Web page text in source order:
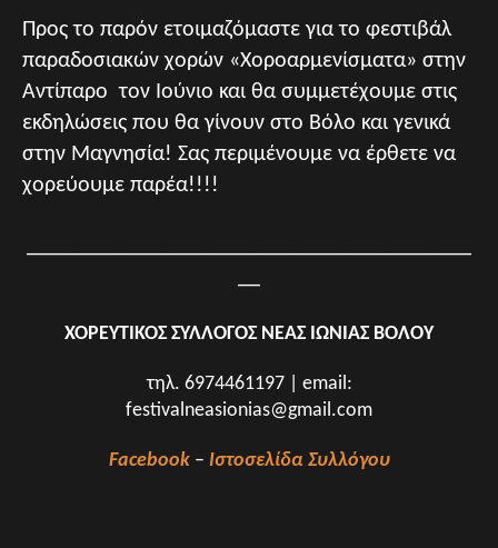
Προς το παρόν ετοιμαζόμαστε για το φεστιβάλ
παραδοσιακών χορών «Χοροαρμενίσματα» στην
Αντίπαρο τον Ιούνιο και θα συμμετέχουμε στις
εκδηλώσεις που θα γίνουν στο Βόλο και γενικά
στην Μαγνησία! Σας περιμένουμε να έρθετε να
χορεύουμε παρέα!!!!
ΧΟΡΕΥΤΙΚΟΣ ΣΥΛΛΟΓΟΣ ΝΕΑΣ ΙΩΝΙΑΣ ΒΟΛΟΥ
τηλ. 6974461197 | email:
festivalneasionias@gmail.com
Facebook– Ιστοσελίδα Συλλόγου